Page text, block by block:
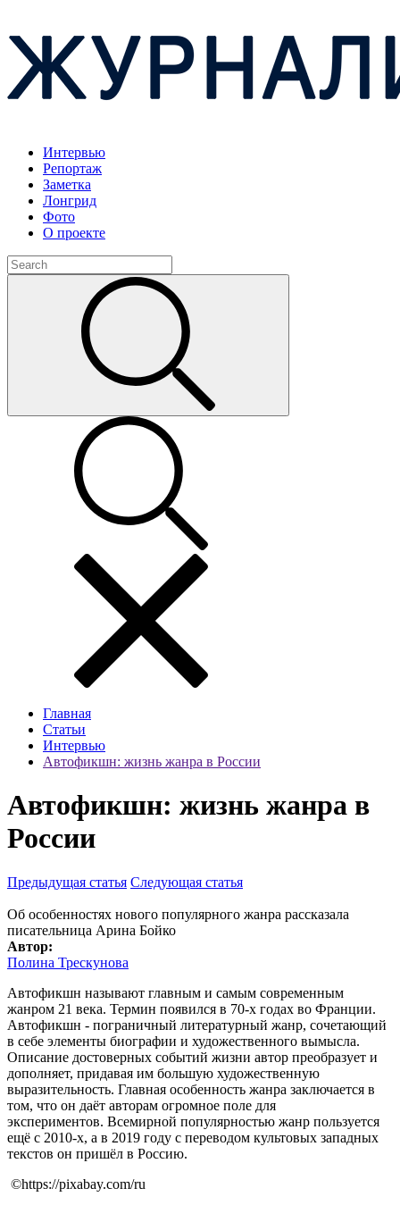
Интервью
Репортаж
Заметка
Лонгрид
Фото
О проекте
Главная
Статьи
Интервью
Автофикшн: жизнь жанра в России
Автофикшн: жизнь жанра в
России
Предыдущая статья Следующая статья
Об особенностях нового популярного жанра рассказала
писательница Арина Бойко
Автор:
Полина Трескунова
Автофикшн называют главным и самым современным
жанром 21 века. Термин появился в 70-х годах во Франции.
Автофикшн - пограничный литературный жанр, сочетающий
в себе элементы биографии и художественного вымысла.
Описание достоверных событий жизни автор преобразует и
дополняет, придавая им большую художественную
выразительность. Главная особенность жанра заключается в
том, что он даёт авторам огромное поле для
экспериментов. Всемирной популярностью жанр пользуется
ещё с 2010-х, а в 2019 году с переводом культовых западных
текстов он пришёл в Россию.
©https://pixabay.com/ru